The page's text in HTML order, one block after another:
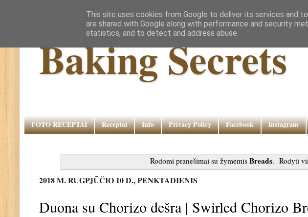
Baking Secrets
FOTO RECEPTAI Receptai Info Privacy Policy Facebook Instagram
Rodomi pranešimai su žymėmis Breads. Rodyti
2018 M. RUGPJŪČIO 10 D., PENKTADIENIS
Duona su Chorizo dešra | Swirled Chorizo
This site uses cookies from Google to deliver its services and
are shared with Google along with performance and security
statistics, and to detect and address abuse.